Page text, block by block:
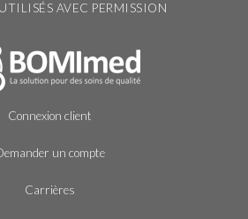
AVEC PERMISSION
Connexion client
un compte
Carrières